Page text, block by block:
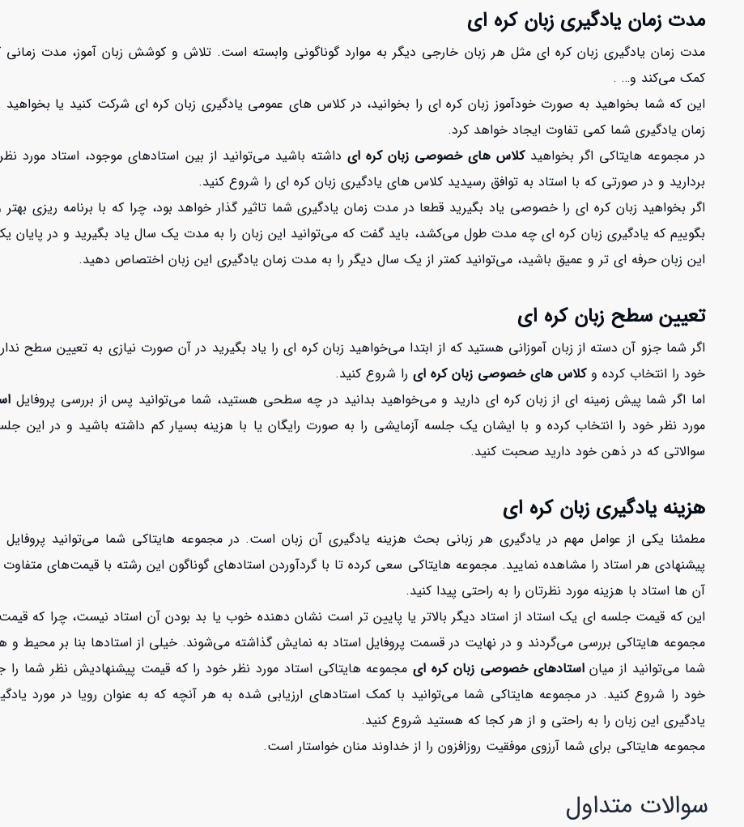
مدت زمان یادگیری زبان کره ای
مدت زمان یادگیری زبان کره ای مثل هر زبان خارجی دیگر به موارد گوناگونی وابسته است. تلاش و کوشش زبان آموز، مدت زمانی
کمک می‌کند و… .
این که شما بخواهید به صورت خودآموز زبان کره ای را بخوانید، در کلاس های عمومی یادگیری زبان کره ای شرکت کنید یا
زمان یادگیری شما کمی تفاوت ایجاد خواهد کرد.
در مجموعه هایتاکی اگر بخواهیدکلاس های خصوصی زبان کره ای داشته باشید می‌توانید از بین استادهای موجود، استاد مورد
بردارید و در صورتی که با استاد به توافق رسیدید کلاس های یادگیری زبان کره ای را شروع کنید.
اگر بخواهید زبان کره ای را خصوصی یاد بگیرید قطعا در مدت زمان یادگیری شما تاثیر گذار خواهد بود، چرا که با برنامه ریزی
بگوییم که یادگیری زبان کره ای چه مدت طول می‌کشد، باید گفت که می‌توانید این زبان را به مدت یک سال یاد بگیرید و در
این زبان حرفه ای تر و عمیق باشید، می‌توانید کمتر از یک سال دیگر را به مدت زمان یادگیری این زبان اختصاص دهید.
تعیین سطح زبان کره ای
اگر شما جزو آن دسته از زبان آموزانی هستید که از ابتدا می‌خواهید زبان کره ای را یاد بگیرید در آن صورت نیازی به تعیین سطح
خود را انتخاب کرده و کلاس های خصوصی زبان کره ای را شروع کنید.
اما اگر شما پیش زمینه ای از زبان کره ای دارید و می‌خواهید بدانید در چه سطحی هستید، شما می‌توانید پس از بررسی پروفایل
مورد نظر خود را انتخاب کرده و با ایشان یک جلسه آزمایشی را به صورت رایگان یا با هزینه بسیار کم داشته باشید و در
سوالاتی که در ذهن خود دارید صحبت کنید.
هزینه یادگیری زبان کره ای
مطمئنا یکی از عوامل مهم در یادگیری هر زبانی بحث هزینه یادگیری آن زبان است. در مجموعه هایتاکی شما می‌توانید پروفایل
پیشنهادی هر استاد را مشاهده نمایید. مجموعه هایتاکی سعی کرده تا با گردآوردن استادهای گوناگون این رشته با قیمت‌های
آن ها استاد با هزینه مورد نظرتان را به راحتی پیدا کنید.
این که قیمت جلسه ای یک استاد از استاد دیگر بالاتر یا پایین تر است نشان دهنده خوب یا بد بودن آن استاد نیست، چرا که
مجموعه هایتاکی بررسی می‌گردند و در نهایت در قسمت پروفایل استاد به نمایش گذاشته می‌شوند. خیلی از استادها بنا بر محیط
شما می‌توانید از میاناستادهای خصوصی زبان کره ایمجموعه هایتاکی استاد مورد نظر خود را که قیمت پیشنهادیش نظر شما را
خود را شروع کنید. در مجموعه هایتاکی شما می‌توانید با کمک استادهای ارزیابی شده به هر آنچه که به عنوان رویا در مورد
یادگیری این زبان را به راحتی و از هر کجا که هستید شروع کنید.
مجموعه هایتاکی برای شما آرزوی موفقیت روزافزون را از خداوند منان خواستار است.
سوالات متداول